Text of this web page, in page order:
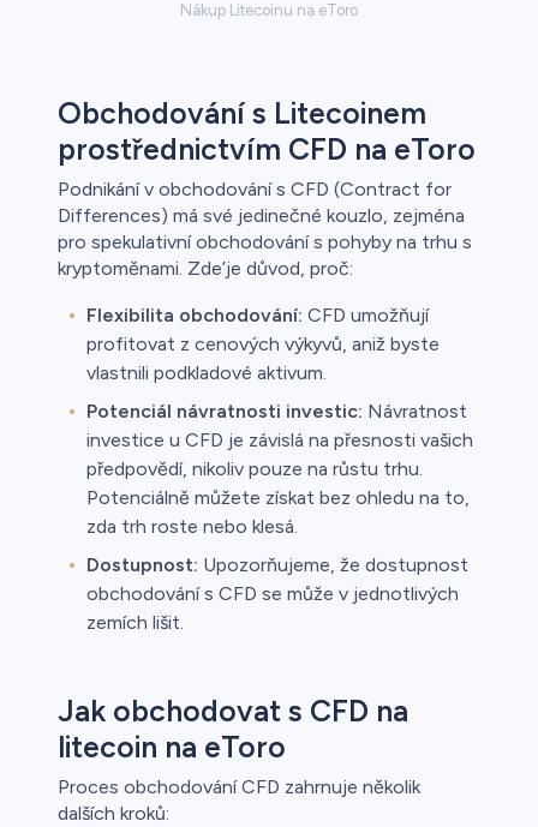
Nákup Litecoinu na eToro
Obchodování s Litecoinem
prostřednictvím CFD na eToro
Podnikání v obchodování s CFD (Contract for
Differences) má své jedinečné kouzlo, zejména
pro spekulativní obchodování s pohyby na trhu s
kryptoměnami. Zde’je důvod, proč:
Flexibilita obchodování: CFD umožňují
profitovat z cenových výkyvů, aniž byste
vlastnili podkladové aktivum.
Potenciál návratnosti investic: Návratnost
investice u CFD je závislá na přesnosti vašich
předpovědí, nikoliv pouze na růstu trhu.
Potenciálně můžete získat bez ohledu na to,
zda trh roste nebo klesá.
Dostupnost: Upozorňujeme, že dostupnost
obchodování s CFD se může v jednotlivých
zemích lišit.
Jak obchodovat s CFD na
litecoin na eToro
Proces obchodování CFD zahrnuje několik
dalších kroků: